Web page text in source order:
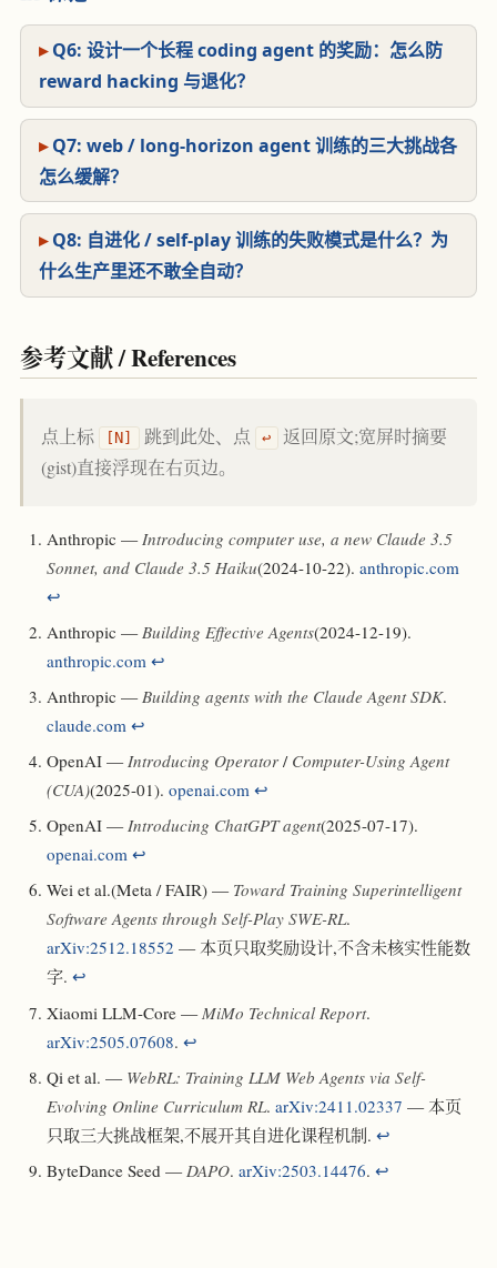
Q6: 设计一个长程 coding agent 的奖励：怎么防
reward hacking 与退化？
Q7: web / long-horizon agent 训练的三大挑战各
怎么缓解？
Q8: 自进化 / self-play 训练的失败模式是什么？为
什么生产里还不敢全自动？
参考文献 / References
点上标 [N] 跳到此处、点 ↩
返回原文;宽屏时摘要
(gist)直接浮现在右页边。
Anthropic —Introducing computer use, a new Claude 3.5
Sonnet, and Claude 3.5 Haiku(2024-10-22). anthropic.com
↩
Anthropic —Building Effective Agents(2024-12-19).
anthropic.com ↩
Anthropic —Building agents with the Claude Agent SDK.
claude.com ↩
OpenAI —Introducing Operator/ Computer-Using Agent
(CUA)(2025-01). openai.com ↩
OpenAI —Introducing ChatGPT agent(2025-07-17).
openai.com ↩
Wei et al.(Meta / FAIR) — Toward Training Superintelligent
Software Agents through Self-Play SWE-RL.
arXiv:2512.18552 — 本页只取奖励设计,不含未核实性能数
字. ↩
Xiaomi LLM-Core — MiMo Technical Report.
arXiv:2505.07608. ↩
Qi et al. — WebRL: Training LLM Web Agents via Self-
Evolving Online Curriculum RL. arXiv:2411.02337 — 本页
只取三大挑战框架,不展开其自进化课程机制. ↩
ByteDance Seed — DAPO. arXiv:2503.14476. ↩